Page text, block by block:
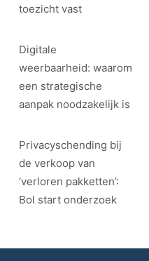
toezicht vast
Digitale
weerbaarheid: waarom
een strategische
aanpak noodzakelijk is
Privacyschending bij
de verkoop van
‘verloren pakketten’:
Bol start onderzoek